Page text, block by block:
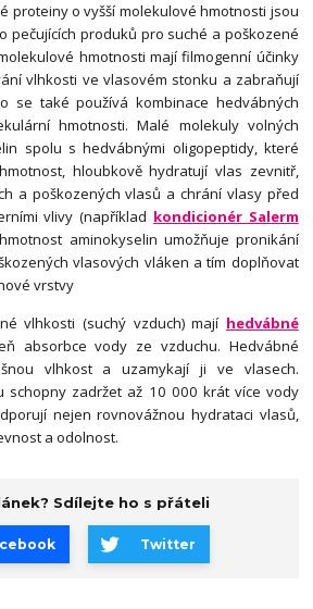
proteiny o vyšší molekulové hmotnosti jsou
pečujících produků pro suché a poškozené
hmotnosti mají filmogenní účinky
vlhkosti ve vlasovém stonku a zabraňují
se také používá kombinace hedvábných
hmotnosti. Malé molekuly volných
spolu s hedvábnými oligopeptidy, které
hloubkově hydratují vlas zevnitř,
a poškozených vlasů a chrání vlasy před
vlivy (například kondicionér Salerm
aminokyselin umožňuje pronikání
vlasových vláken a tím doplňovat
vrstvy
vlhkosti (suchý vzduch) mají hedvábné
absorbce vody ze vzduchu. Hedvábné
vlhkost a uzamykají ji ve vlasech.
schopny zadržet až 10 000 krát více vody
nejen rovnovážnou hydrataci vlasů,
a odolnost.
Sdílejte ho s přáteli
Twitter